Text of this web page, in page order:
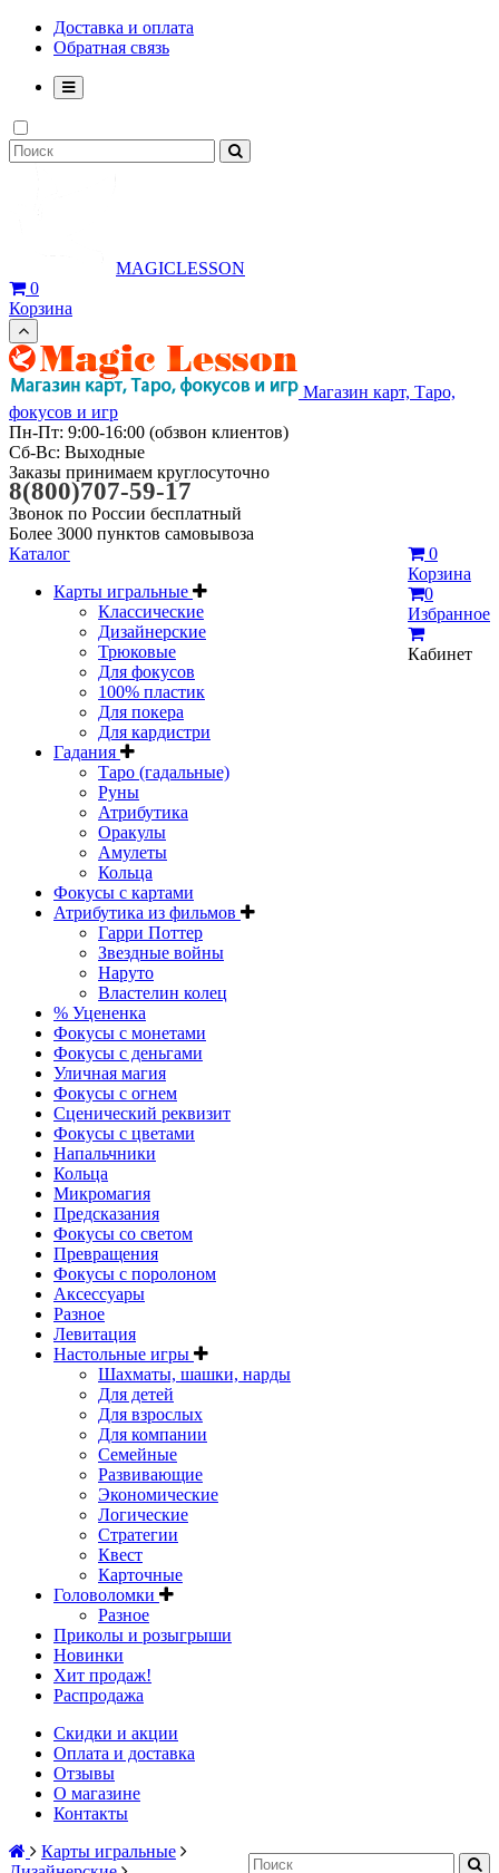
Доставка и оплата
Обратная связь
MAGICLESSON
0
Корзина
Магазин карт, Таро,
фокусов и игр
Пн-Пт: 9:00-16:00 (обзвон клиентов)
Сб-Вс: Выходные
Заказы принимаем круглосуточно
8(800)707-59-17
Звонок по России бесплатный
Более 3000 пунктов самовывоза
0
Корзина
0
Избранное
Кабинет
Каталог
Карты игральные
Классические
Дизайнерские
Трюковые
Для фокусов
100% пластик
Для покера
Для кардистри
Гадания
Таро (гадальные)
Руны
Атрибутика
Оракулы
Амулеты
Кольца
Фокусы с картами
Атрибутика из фильмов
Гарри Поттер
Звездные войны
Наруто
Властелин колец
% Уцененка
Фокусы с монетами
Фокусы с деньгами
Уличная магия
Фокусы с огнем
Сценический реквизит
Фокусы с цветами
Напальчники
Кольца
Микромагия
Предсказания
Фокусы со светом
Превращения
Фокусы с поролоном
Аксессуары
Разное
Левитация
Настольные игры
Шахматы, шашки, нарды
Для детей
Для взрослых
Для компании
Семейные
Развивающие
Экономические
Логические
Стратегии
Квест
Карточные
Головоломки
Разное
Приколы и розыгрыши
Новинки
Хит продаж!
Распродажа
Скидки и акции
Оплата и доставка
Отзывы
О магазине
Контакты
Карты игральные